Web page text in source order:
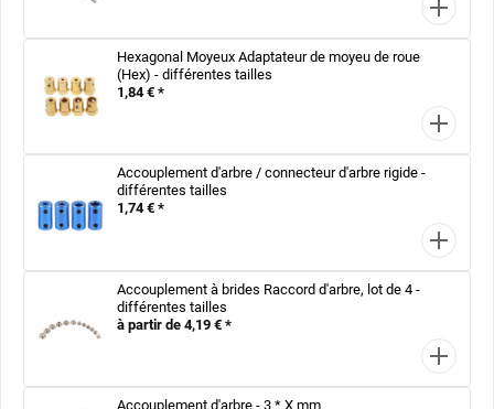
Hexagonal Moyeux Adaptateur de moyeu de roue
(Hex) - différentes tailles
1,84 € *
Accouplement d'arbre / connecteur d'arbre rigide -
différentes tailles
1,74 € *
Accouplement à brides Raccord d'arbre, lot de 4 -
différentes tailles
à partir de 4,19 € *
Accouplement d'arbre - 3 * X mm